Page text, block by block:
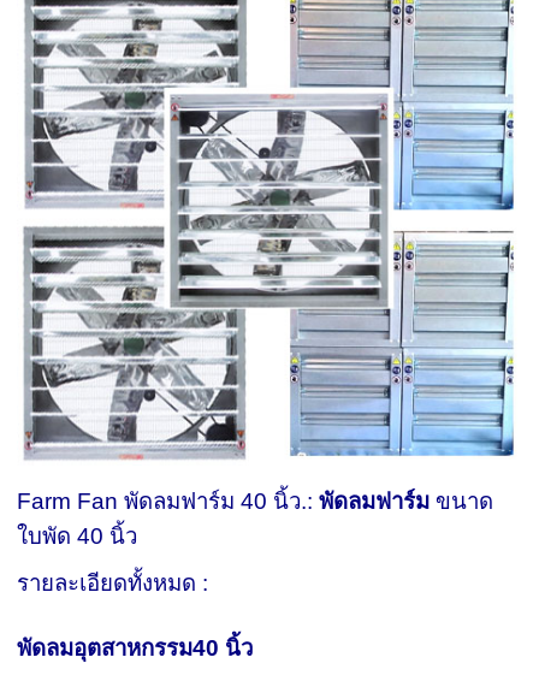
Farm Fan พัดลมฟาร์ม 40 นิ้ว.:พัดลมฟาร์ม ขนาด
ใบพัด 40 นิ้ว
รายละเอียดทั้งหมด :
พัดลมอุตสาหกรรม40 นิ้ว